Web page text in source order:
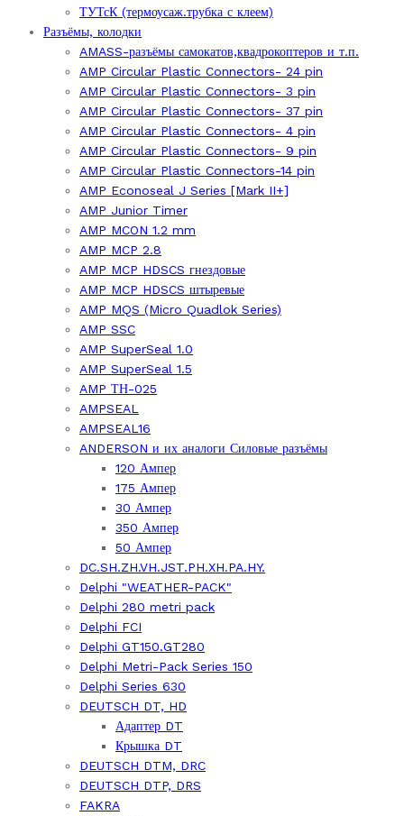
ТУТсК (термоусаж.трубка с клеем)
Разъёмы, колодки
AMASS-разъёмы самокатов,квадрокоптеров и т.п.
AMP Circular Plastic Connectors- 24 pin
AMP Circular Plastic Connectors- 3 pin
AMP Circular Plastic Connectors- 37 pin
AMP Circular Plastic Connectors- 4 pin
AMP Circular Plastic Connectors- 9 pin
AMP Circular Plastic Connectors-14 pin
AMP Econoseal J Series [Mark II+]
AMP Junior Timer
AMP MCON 1.2 mm
AMP MCP 2.8
AMP MCP HDSCS гнездовые
AMP MCP HDSCS штыревые
AMP MQS (Micro Quadlok Series)
AMP SSC
AMP SuperSeal 1.0
AMP SuperSeal 1.5
AMP ТН-025
AMPSEAL
AMPSEAL16
ANDERSON и их аналоги Силовые разъёмы
120 Ампер
175 Ампер
30 Ампер
350 Ампер
50 Ампер
DC.SH.ZH.VH.JST.PH.XH.PA.HY.
Delphi "WEATHER-PACK"
Delphi 280 metri pack
Delphi FCI
Delphi GT150.GT280
Delphi Metri-Pack Series 150
Delphi Series 630
DEUTSCH DT, HD
Адаптер DT
Крышка DT
DEUTSCH DTM, DRC
DEUTSCH DTP, DRS
FAKRA